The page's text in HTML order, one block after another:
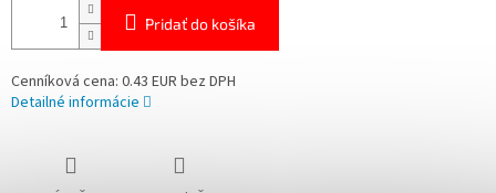
Pridať do košíka
Cenníková cena: 0.43 EUR bez DPH
Detailné informácie